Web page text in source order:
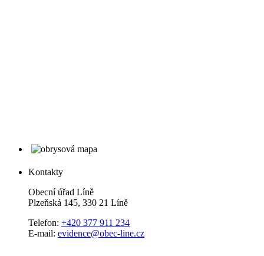
Kontakty
Obecní úřad Líně
Plzeňská 145, 330 21 Líně
Telefon: +420 377 911 234
E-mail: evidence@obec-line.cz